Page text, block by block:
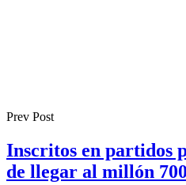
Prev Post
Inscritos en partidos
de llegar al millón